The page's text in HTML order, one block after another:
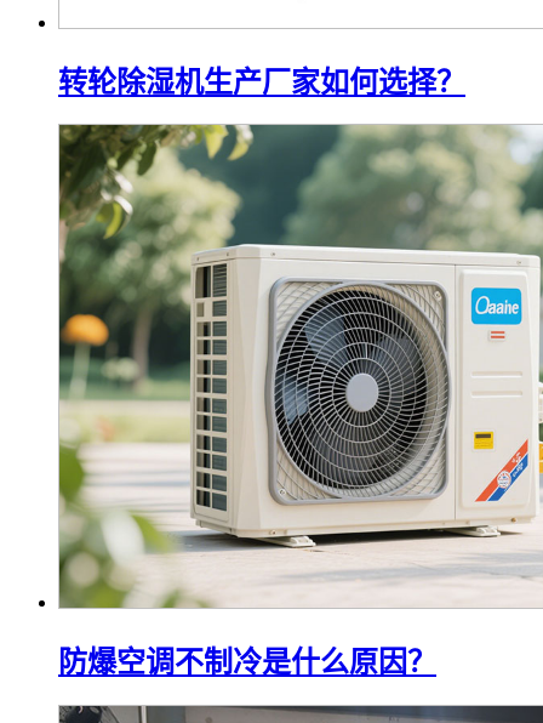
转轮除湿机生产厂家如何选择？
防爆空调不制冷是什么原因？